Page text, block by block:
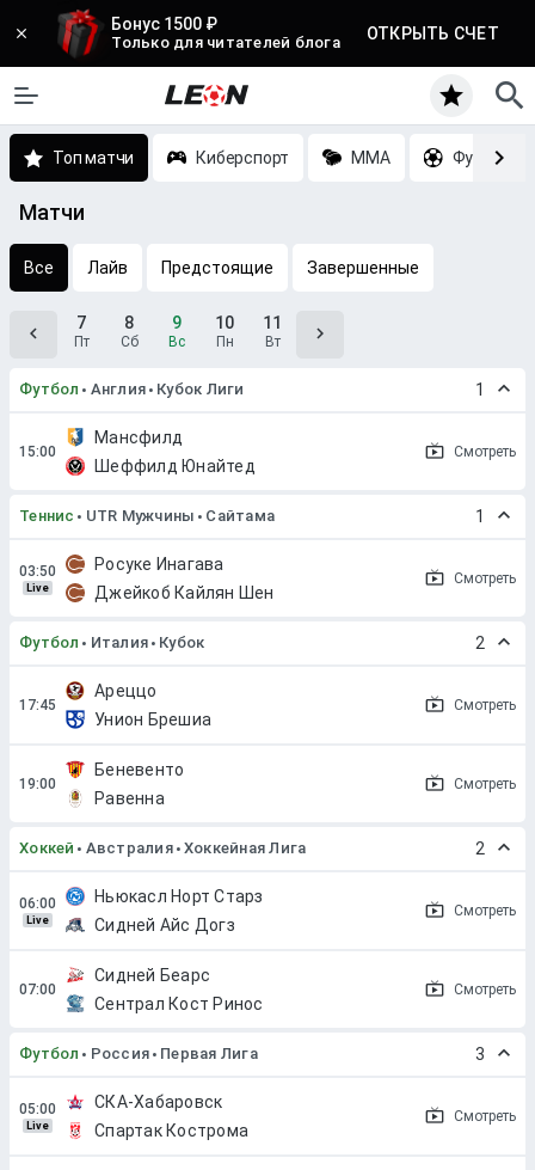
Бонус 1500 ₽
Только для читателей блога ОТКРЫТЬ СЧЕТ
Топ матчи Киберспорт MMA Футбол
Матчи
Все Лайв Предстоящие Завершенные
7
Пт
8
Сб
9
Вс
10
Пн
11
Вт
Футбол Англия Кубок Лиги 1
Мансфилд
Шеффилд Юнайтед
Смотреть
Теннис UTR Мужчины Сайтама 1
Live
Росуке Инагава
Джейкоб Кайлян Шен
Смотреть
Футбол Италия Кубок 2
Ареццо
Унион Брешиа
Смотреть
Беневенто
Равенна
Смотреть
Хоккей Австралия Хоккейная Лига 2
Live
Ньюкасл Норт Старз
Сидней Айс Догз
Смотреть
Сидней Беарс
Сентрал Кост Ринос
Смотреть
Футбол Россия Первая Лига 3
Live
СКА-Хабаровск
Спартак Кострома
Смотреть